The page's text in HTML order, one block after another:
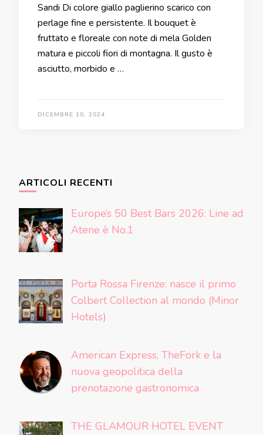
Sandi Di colore giallo paglierino scarico con
perlage fine e persistente. Il bouquet è
fruttato e floreale con note di mela Golden
matura e piccoli fiori di montagna. Il gusto è
asciutto, morbido e …
DICEMBRE 10, 2024
ARTICOLI RECENTI
Europe’s 50 Best Bars 2026: Line ad
Atene è No.1
Porta Rossa Firenze: nasce il primo
Colbert Collection al mondo (Minor
Hotels)
American Express, TheFork e la
nuova geopolitica della
prenotazione gastronomica
THE GLAMOUR HOTEL EVENT